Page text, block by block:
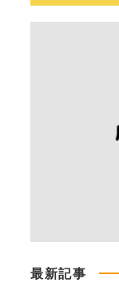
最新記事